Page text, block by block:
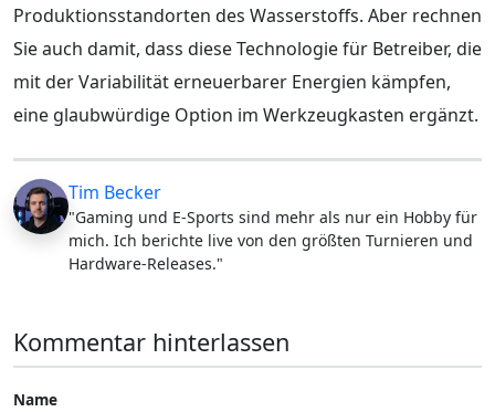
Produktionsstandorten des Wasserstoffs. Aber rechnen
Sie auch damit, dass diese Technologie für Betreiber, die
mit der Variabilität erneuerbarer Energien kämpfen,
eine glaubwürdige Option im Werkzeugkasten ergänzt.
Tim Becker
"Gaming und E-Sports sind mehr als nur ein Hobby für
mich. Ich berichte live von den größten Turnieren und
Hardware-Releases."
Kommentar hinterlassen
Name